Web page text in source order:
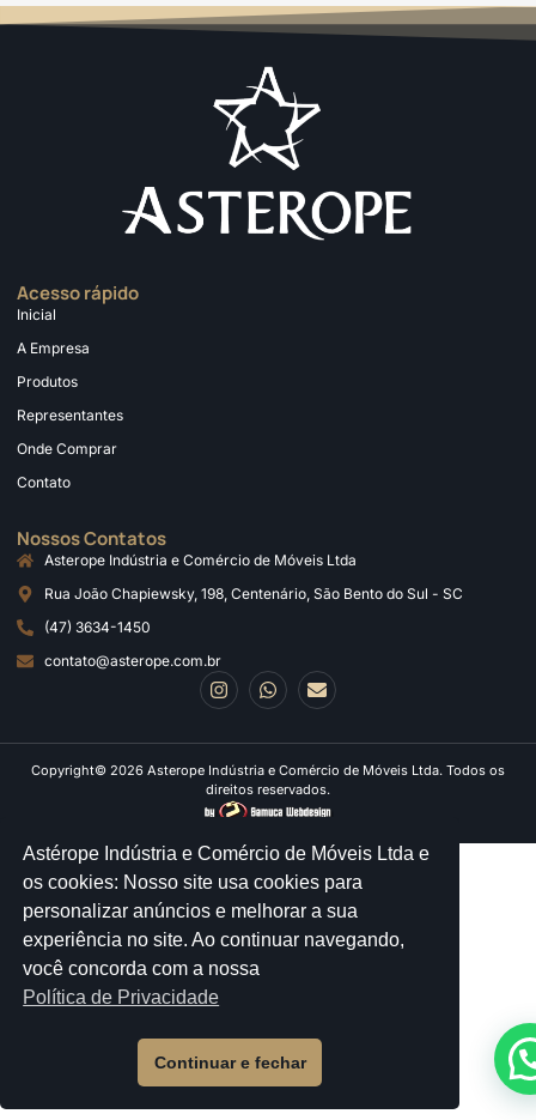
Acesso rápido
Inicial
A Empresa
Produtos
Representantes
Onde Comprar
Contato
Nossos Contatos
Asterope Indústria e Comércio de Móveis Ltda
Rua João Chapiewsky, 198, Centenário, São Bento do Sul - SC
(47) 3634-1450
contato@asterope.com.br
Copyright© 2026 Asterope Indústria e Comércio de Móveis Ltda. Todos os
direitos reservados.
Astérope Indústria e Comércio de Móveis Ltda e
os cookies: Nosso site usa cookies para
personalizar anúncios e melhorar a sua
experiência no site. Ao continuar navegando,
você concorda com a nossa
Política de Privacidade
Continuar e fechar